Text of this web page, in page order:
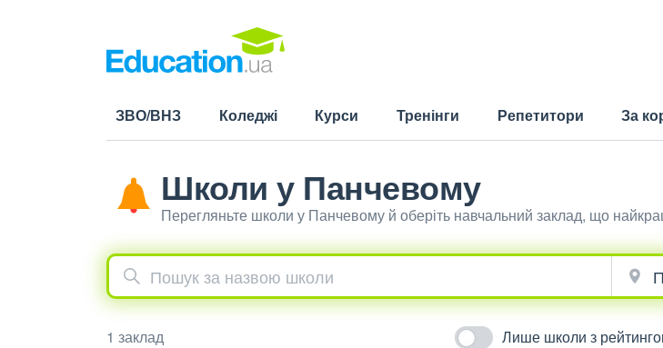
ЗВО/ВНЗ Коледжі Курси Тренінги Репетитори За
Школи у Панчевому
Перегляньте школи у Панчевому й оберіть навчальний заклад, що
1 заклад Лише школи з